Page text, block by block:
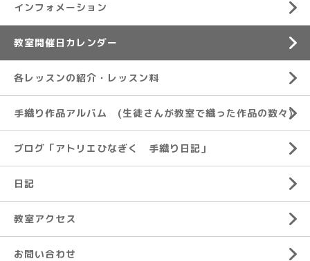
インフォメーション
教室開催日カレンダー
各レッスンの紹介・レッスン料
手織り作品アルバム (生徒さんが教室で織った作品の数々)
ブログ「アトリエひなぎく 手織り日記」
日記
教室アクセス
お問い合わせ